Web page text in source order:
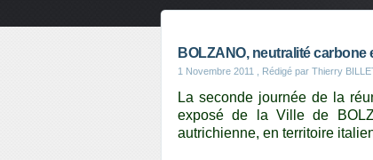
BOLZANO, neutralité carbone
1 Novembre 2011 , Rédigé par Thierry
La seconde journée de la
exposé de la Ville de
autrichienne, en territoire